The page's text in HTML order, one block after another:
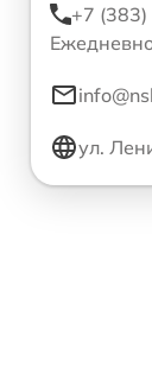
+7
ул.